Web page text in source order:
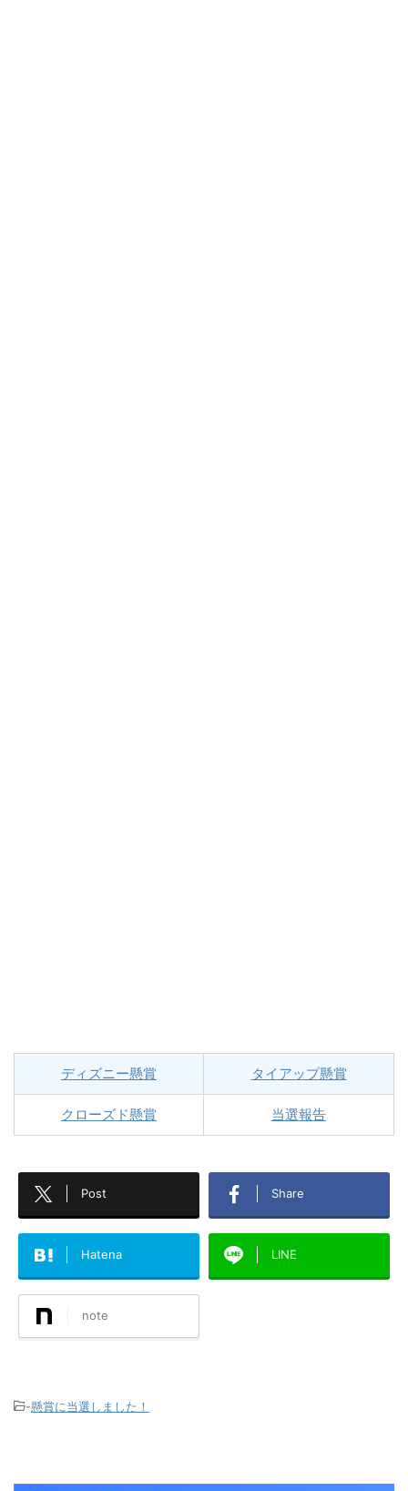
ディズニー懸賞 タイアップ懸賞
クローズド懸賞 当選報告
Post Share
Hatena LINE
note
-懸賞に当選しました！